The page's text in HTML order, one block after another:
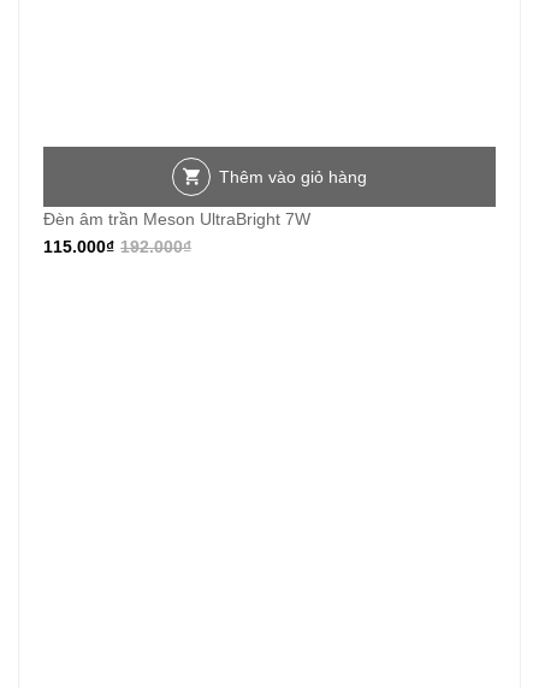
Thêm vào giỏ hàng
Đèn âm trần Meson UltraBright 7W
192.000₫
115.000₫